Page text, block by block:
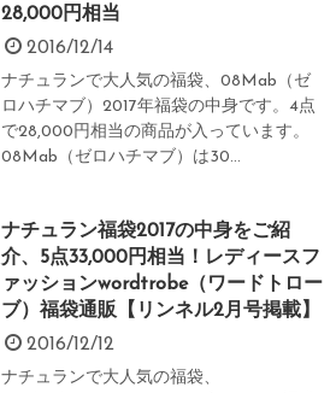
28,000円相当
2016/12/14
ナチュランで大人気の福袋、08Mab（ゼ
ロハチマブ）2017年福袋の中身です。4点
で28,000円相当の商品が入っています。
08Mab（ゼロハチマブ）は30...
ナチュラン福袋2017の中身をご紹
介、5点33,000円相当！レディースフ
ァッションwordtrobe（ワードトロー
ブ）福袋通販【リンネル2月号掲載】
2016/12/12
ナチュランで大人気の福袋、